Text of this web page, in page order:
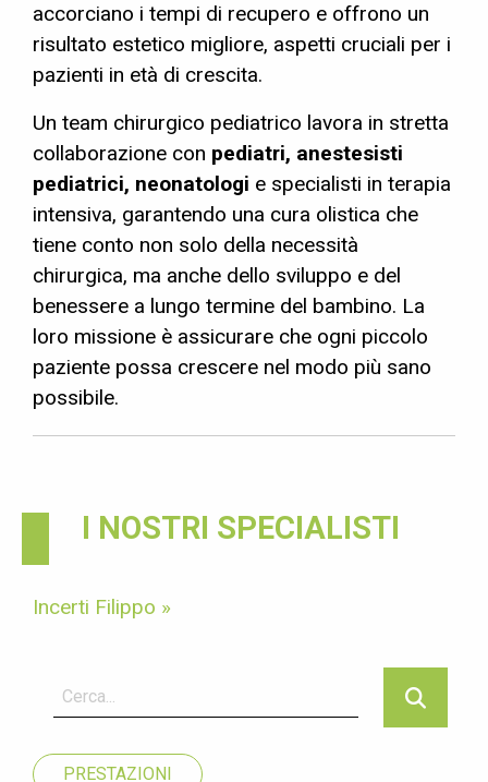
accorciano i tempi di recupero e offrono un
risultato estetico migliore, aspetti cruciali per i
pazienti in età di crescita.
Un team chirurgico pediatrico lavora in stretta
collaborazione con pediatri, anestesisti
pediatrici, neonatologi e specialisti in terapia
intensiva, garantendo una cura olistica che
tiene conto non solo della necessità
chirurgica, ma anche dello sviluppo e del
benessere a lungo termine del bambino. La
loro missione è assicurare che ogni piccolo
paziente possa crescere nel modo più sano
possibile.
I NOSTRI SPECIALISTI
Incerti Filippo »
PRESTAZIONI